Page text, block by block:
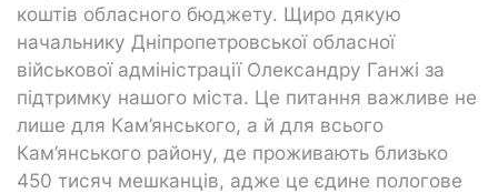
коштів обласного бюджету. Щиро дякую
начальнику Дніпропетровської обласної
військової адміністрації Олександру Ганжі за
підтримку нашого міста. Це питання важливе не
лише для Кам’янського, а й для всього
Кам’янського району, де проживають близько
450 тисяч мешканців, адже це єдине пологове